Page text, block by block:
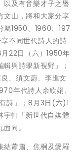
以及有音樂才子之譽
文山，將和大家分享
屬1950、1960、197
不同世代詩人的詩
22日（六）1950年
與詩學新視野」；
、須文蔚、李進文
年代詩人余欣娟、
詩」；8月3日(六)1
軒「新世代自媒體
向。
結蕭蕭、焦桐及愛羅